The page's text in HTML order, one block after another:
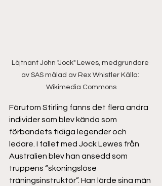
Löjtnant John "Jock" Lewes, medgrundare
av SAS målad av Rex Whistler Källa:
Wikimedia Commons
Förutom Stirling fanns det flera andra
individer som blev kända som
förbandets tidiga legender och
ledare. I fallet med Jock Lewes från
Australien blev han ansedd som
truppens “skoningslöse
träningsinstruktör”. Han lärde sina män